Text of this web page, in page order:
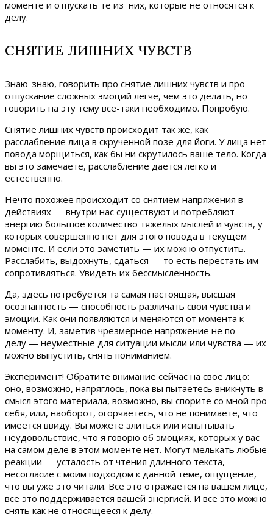
моменте и отпускать те из них, которые не относятся к
делу.
СНЯТИЕ ЛИШНИХ ЧУВСТВ
Знаю-знаю, говорить про снятие лишних чувств и про
отпускание сложных эмоций легче, чем это делать, но
говорить на эту тему все-таки необходимо. Попробую.
Снятие лишних чувств происходит так же, как
расслабление лица в скрученной позе для йоги. У лица нет
повода морщиться, как бы ни скрутилось ваше тело. Когда
вы это замечаете, расслабление дается легко и
естественно.
Нечто похожее происходит со снятием напряжения в
действиях — внутри нас существуют и потребляют
энергию большое количество тяжелых мыслей и чувств, у
которых совершенно нет для этого повода в текущем
моменте. И если это заметить — их можно отпустить.
Расслабить, выдохнуть, сдаться — то есть перестать им
сопротивляться. Увидеть их бессмысленность.
Да, здесь потребуется та самая настоящая, высшая
осознанность — способность различать свои чувства и
эмоции. Как они появляются и меняются от момента к
моменту. И, заметив чрезмерное напряжение не по
делу — неуместные для ситуации мысли или чувства — их
можно выпустить, снять пониманием.
Эксперимент! Обратите внимание сейчас на свое лицо:
оно, возможно, напряглось, пока вы пытаетесь вникнуть в
смысл этого материала, возможно, вы спорите со мной про
себя, или, наоборот, огорчаетесь, что не понимаете, что
имеется ввиду. Вы можете злиться или испытывать
неудовольствие, что я говорю об эмоциях, которых у вас
на самом деле в этом моменте нет. Могут мелькать любые
реакции — усталость от чтения длинного текста,
несогласие с моим подходом к данной теме, ощущение,
что вы уже это читали. Все это отражается на вашем лице,
все это поддерживается вашей энергией. И все это можно
снять как не относящееся к делу.